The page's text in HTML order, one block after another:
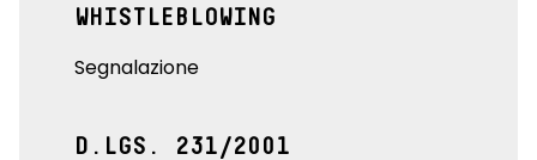
WHISTLEBLOWING
Segnalazione
D.LGS. 231/2001